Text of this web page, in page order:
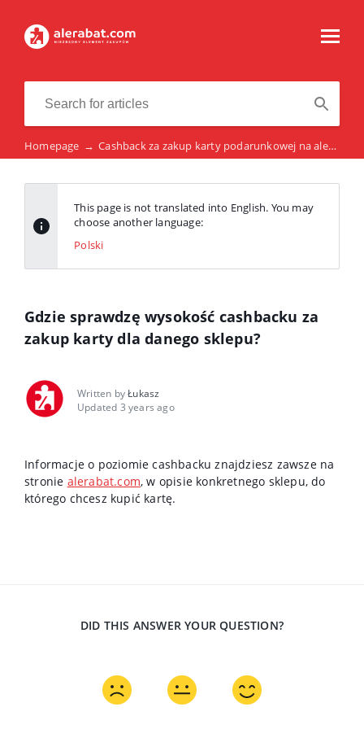
Homepage → Cashback za zakup karty podarunkowej na alerabat.com
This page is not translated into English. You may
choose another language:
Polski
Gdzie sprawdzę wysokość cashbacku za
zakup karty dla danego sklepu?
Written byŁukasz
Updated 3 years ago
Informacje o poziomie cashbacku znajdziesz zawsze na
stronie alerabat.com, w opisie konkretnego sklepu, do
którego chcesz kupić kartę.
DID THIS ANSWER YOUR QUESTION?